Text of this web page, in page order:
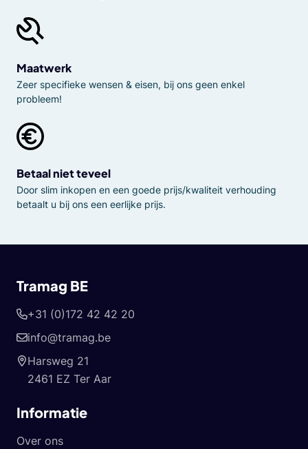
Maatwerk
Zeer specifieke wensen & eisen, bij ons geen enkel
probleem!
Betaal niet teveel
Door slim inkopen en een goede prijs/kwaliteit verhouding
betaalt u bij ons een eerlijke prijs.
Tramag BE
+31 (0)172 42 42 20
info@tramag.be
Harsweg 21
2461 EZ Ter Aar
Informatie
Over ons